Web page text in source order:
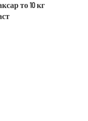
то 10 кг